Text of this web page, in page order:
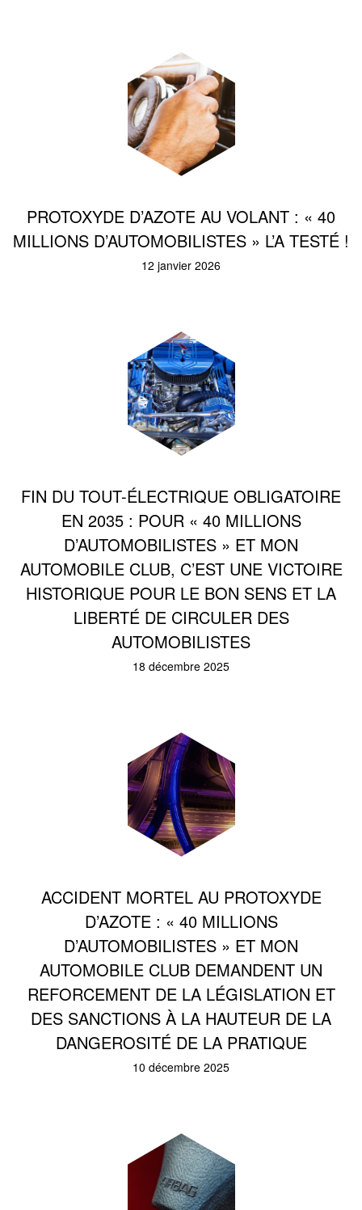
PROTOXYDE D’AZOTE AU VOLANT : « 40
MILLIONS D’AUTOMOBILISTES » L’A TESTÉ !
12 janvier 2026
FIN DU TOUT-ÉLECTRIQUE OBLIGATOIRE
EN 2035 : POUR « 40 MILLIONS
D’AUTOMOBILISTES » ET MON
AUTOMOBILE CLUB, C’EST UNE VICTOIRE
HISTORIQUE POUR LE BON SENS ET LA
LIBERTÉ DE CIRCULER DES
AUTOMOBILISTES
18 décembre 2025
ACCIDENT MORTEL AU PROTOXYDE
D’AZOTE : « 40 MILLIONS
D’AUTOMOBILISTES » ET MON
AUTOMOBILE CLUB DEMANDENT UN
REFORCEMENT DE LA LÉGISLATION ET
DES SANCTIONS À LA HAUTEUR DE LA
DANGEROSITÉ DE LA PRATIQUE
10 décembre 2025